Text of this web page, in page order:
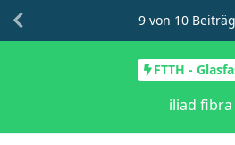
FTTH -
iliad fibra
9von 10